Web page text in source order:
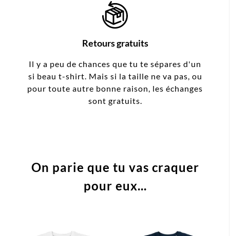
Retours gratuits
Il y a peu de chances que tu te sépares d'un
si beau t-shirt. Mais si la taille ne va pas, ou
pour toute autre bonne raison, les échanges
sont gratuits.
On parie que tu vas craquer
pour eux...